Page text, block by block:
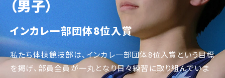
（男子）
インカレ一部団体8位入賞
私たち体操競技部は、インカレ一部団体8位入賞という目標
を掲げ、部員全員が一丸となり日々練習に取り組んでいま